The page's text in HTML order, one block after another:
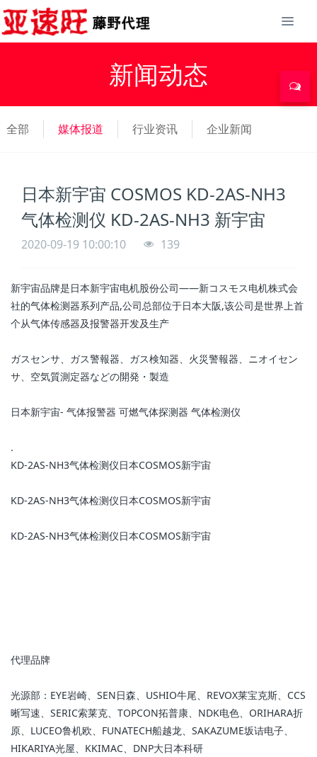
新闻动态
全部 媒体报道 行业资讯 企业新闻
日本新宇宙 COSMOS KD-2AS-NH3
气体检测仪 KD-2AS-NH3 新宇宙
2020-09-19 10:00:10 139
新宇宙品牌是日本新宇宙电机股份公司——新コスモス电机株式会
社的气体检测器系列产品,公司总部位于日本大阪,该公司是世界上首
个从气体传感器及报警器开发及生产
ガスセンサ、ガス警報器、ガス検知器、火災警報器、ニオイセン
サ、空気質測定器などの開発・製造
日本新宇宙- 气体报警器 可燃气体探测器 气体检测仪
.
KD-2AS-NH3气体检测仪日本COSMOS新宇宙
KD-2AS-NH3气体检测仪日本COSMOS新宇宙
KD-2AS-NH3气体检测仪日本COSMOS新宇宙
代理品牌
光源部：EYE岩崎、SEN日森、USHIO牛尾、REVOX莱宝克斯、CCS
晰写速、SERIC索莱克、TOPCON拓普康、NDK电色、ORIHARA折
原、LUCEO鲁机欧、FUNATECH船越龙、SAKAZUME坂诘电子、
HIKARIYA光屋、KKIMAC、DNP大日本科研